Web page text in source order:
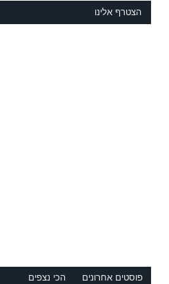
הצטרף אלינו
פוסטים אחרונים הכי נצפים